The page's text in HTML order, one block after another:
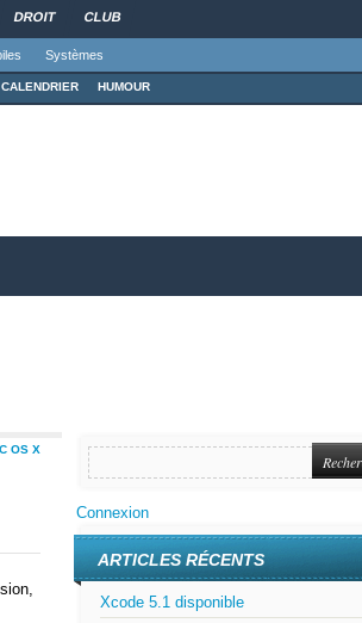
DROIT CLUB
Systèmes
CALENDRIER HUMOUR
OS X
Connexion
ARTICLES RÉCENTS
Xcode 5.1 disponible